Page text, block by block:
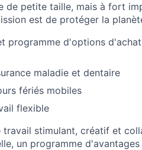
de petite taille, mais à fort
est de protéger la
programme d'options
maladie et dentaire
fériés mobiles
flexible
travail stimulant, créatif et
un programme